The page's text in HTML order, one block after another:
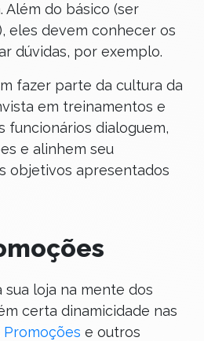
Além do básico (ser
eles devem conhecer os
dúvidas, por exemplo.
fazer parte da cultura da
em treinamentos e
funcionários dialoguem,
e alinhem seu
objetivos apresentados
sua loja na mente dos
certa dinamicidade nas
Promoções e outros